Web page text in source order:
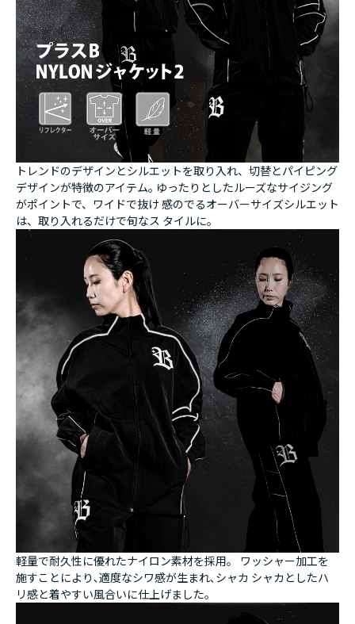
トレンドのデザインとシルエットを取り入れ、切替とパイピング
デザインが特徴のアイテム｡ ゆったりとしたルーズなサイジング
がポイントで、ワイドで抜け 感のでるオーバーサイズシルエット
は、取り入れるだけで旬なス タイルに｡
軽量で耐久性に優れたナイロン素材を採用。 ワッシャー加工を
施すことにより､適度なシワ感が生まれ､シャカ シャカとしたハ
リ感と着やすい風合いに仕上げました。